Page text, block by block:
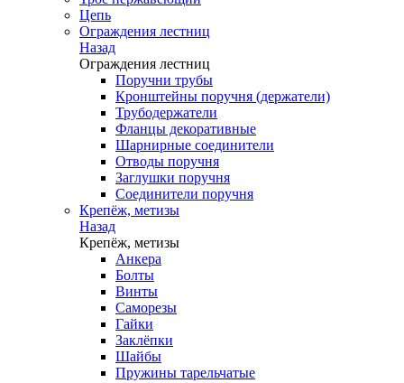
Цепь
Ограждения лестниц
Назад
Ограждения лестниц
Поручни трубы
Кронштейны поручня (держатели)
Трубодержатели
Фланцы декоративные
Шарнирные соединители
Отводы поручня
Заглушки поручня
Соединители поручня
Крепёж, метизы
Назад
Крепёж, метизы
Анкера
Болты
Винты
Саморезы
Гайки
Заклёпки
Шайбы
Пружины тарельчатые